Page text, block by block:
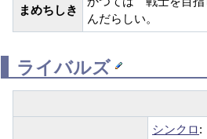
まめちしき
んだらしい。
ライバルズ
シンクロ: